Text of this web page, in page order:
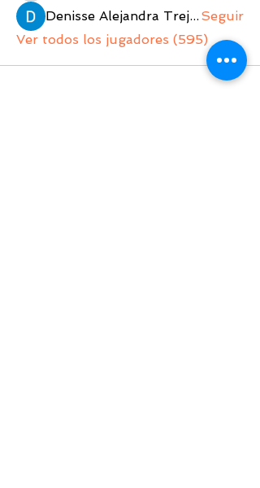
Denisse Alejandra Trejo Lopez Seguir
Ver todos los jugadores (595)